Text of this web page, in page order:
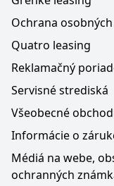
Ochrana
Quatro leasing
Reklamačný
Servisné strediská
Všeobecné
Informácie o
Médiá na webe,
ochranných